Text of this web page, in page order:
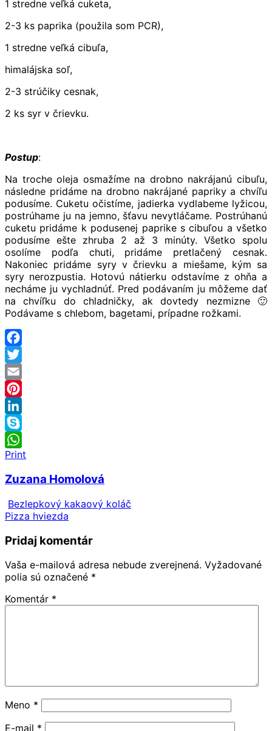
1 stredne veľká cuketa,
2-3 ks paprika (použila som PCR),
1 stredne veľká cibuľa,
himalájska soľ,
2-3 strúčiky cesnak,
2 ks syr v črievku.
Postup:
Na troche oleja osmažíme na drobno nakrájanú cibuľu,
následne pridáme na drobno nakrájané papriky a chvíľu
podusíme. Cuketu očistíme, jadierka vydlabeme lyžicou,
postrúhame ju na jemno, šťavu nevytláčame. Postrúhanú
cuketu pridáme k podusenej paprike s cibuľou a všetko
podusíme ešte zhruba 2 až 3 minúty. Všetko spolu
osolíme podľa chuti, pridáme pretlačený cesnak.
Nakoniec pridáme syry v črievku a miešame, kým sa
syry nerozpustia. Hotovú nátierku odstavíme z ohňa a
necháme ju vychladnúť. Pred podávaním ju môžeme dať
na chvíľku do chladničky, ak dovtedy nezmizne 🙂
Podávame s chlebom, bagetami, prípadne rožkami.
Facebook
Twitter
Email
Pinterest
LinkedIn
Skype
WhatsApp
Print
Zuzana Homolová
Bezlepkový kakaový koláč
Pizza hviezda
Pridaj komentár
Vaša e-mailová adresa nebude zverejnená. Vyžadované
polia sú označené *
Komentár *
Meno *
E-mail *